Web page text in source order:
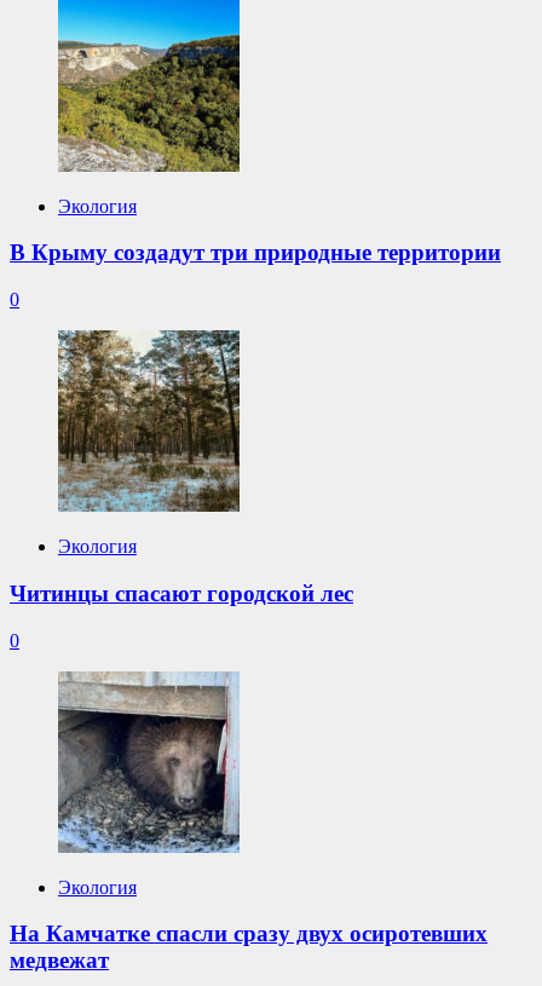
Экология
В Крыму создадут три природные территории
0
Экология
Читинцы спасают городской лес
0
Экология
На Камчатке спасли сразу двух осиротевших
медвежат